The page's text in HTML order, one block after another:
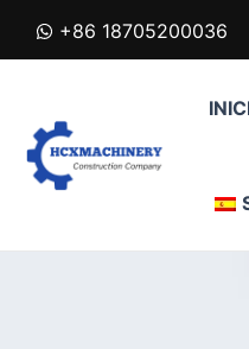
+86 18705200036